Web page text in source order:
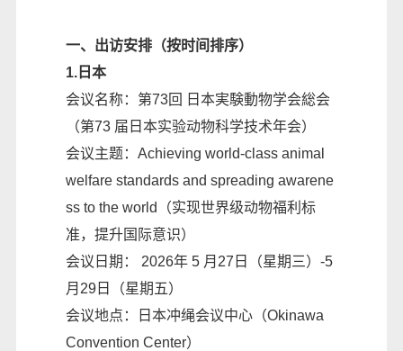
一、出访安排（按时间排序）
1.日本
会议名称：第73回 日本実験動物学会総会
（第73 届日本实验动物科学技术年会）
会议主题：Achieving world-class animal
welfare standards and spreading awarene
ss to the world（实现世界级动物福利标
准，提升国际意识）
会议日期： 2026年 5 月27日（星期三）-5
月29日（星期五）
会议地点：日本冲绳会议中心（Okinawa
Convention Center）